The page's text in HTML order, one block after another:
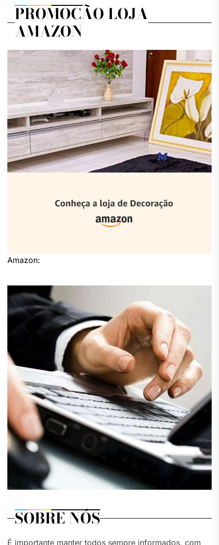
PROMOÇÃO LOJA
AMAZON
Amazon:
SOBRE NÓS
É importante manter todos sempre informados, com